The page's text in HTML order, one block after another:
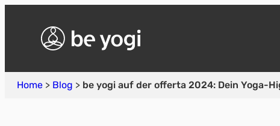
Home > Blog > be yogi auf der offerta 2024: Dein Yoga-